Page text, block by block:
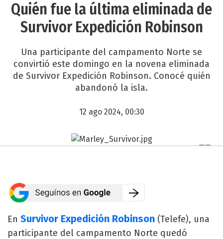
Quién fue la última eliminada de
Survivor Expedición Robinson
Una participante del campamento Norte se
convirtió este domingo en la novena eliminada
de Survivor Expedición Robinson. Conocé quién
abandonó la isla.
12 ago 2024, 00:30
En Survivor Expedición Robinson (Telefe), una
participante del campamento Norte quedó